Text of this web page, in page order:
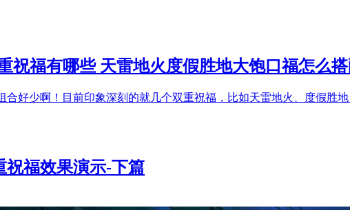
祝福有哪些 天雷地火度假胜地大饱口福怎么
合好少啊！目前印象深刻的就几个双重祝福，比如天雷地火、度假
祝福效果演示-下篇